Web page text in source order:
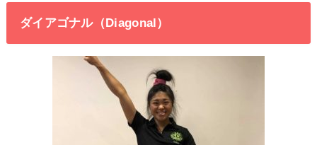
ダイアゴナル（Diagonal）